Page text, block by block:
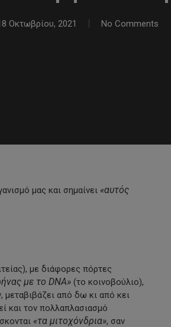
Οκτωβρίου, 2021 No Comments
μας και σημαίνει «αυτός
με διάφορες πόρτες
με το DNA» (το κοινοβούλιο),
από δω κι από κει
και τον πολλαπλασιασμό
«τα μιτοχόνδρια», σαν